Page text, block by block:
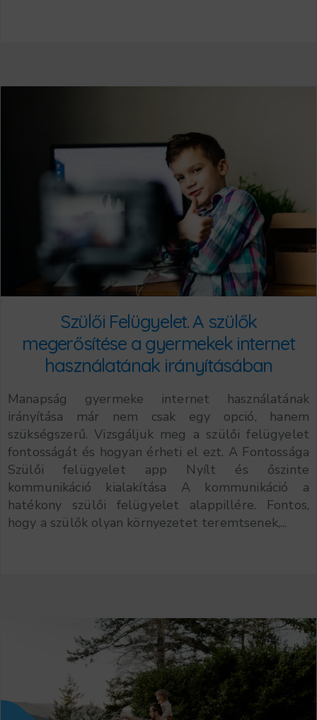
Szülői Felügyelet. A szülők
megerősítése a gyermekek internet
használatának irányításában
Manapság gyermeke internet használatának
irányítása már nem csak egy opció, hanem
szükségszerű. Vizsgáljuk meg a szülői felügyelet
fontosságát és hogyan érheti el ezt. A Fontossága
Szülői felügyelet app Nyílt és őszinte
kommunikáció kialakítása A kommunikáció a
hatékony szülői felügyelet alappillére. Fontos,
hogy a szülők olyan környezetet teremtsenek,...